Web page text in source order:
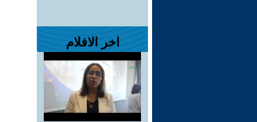
اخر الافلام